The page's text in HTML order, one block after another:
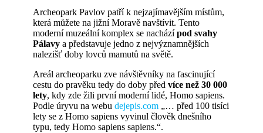
Archeopark Pavlov patří k nejzajímavějším místům,
která můžete na jižní Moravě navštívit. Tento
moderní muzeální komplex se nacházípod svahy
Pálavy a představuje jedno z nejvýznamnějších
nalezišť doby lovců mamutů na světě.
Areál archeoparku zve návštěvníky na fascinující
cestu do pravěku tedy do doby před více než 30 000
lety, kdy zde žili první moderní lidé, Homo sapiens.
Podle úryvu na webu dejepis.com „… před 100 tisíci
lety se z Homo sapiens vyvinul člověk dnešního
typu, tedy Homo sapiens sapiens.“.